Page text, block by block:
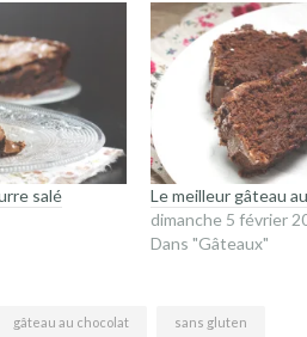
salé
Le meilleur gâteau
dimanche 5 février
Dans "Gâteaux"
gâteau au chocolat sans gluten